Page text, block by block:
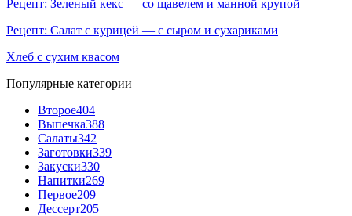
Рецепт: Зеленый кекс — со щавелем и манной крупой
Рецепт: Салат с курицей — с сыром и сухариками
Хлеб с сухим квасом
Популярные категории
Второе404
Выпечка388
Салаты342
Заготовки339
Закуски330
Напитки269
Первое209
Дессерт205